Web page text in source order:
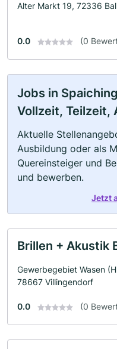
Alter Markt 19, 72336
0.0 (0
Jobs in
Vollzeit, Teilzeit,
Aktuelle
Ausbildung oder als
Quereinsteiger und
und bewerben.
Jetzt
Brillen + Akustik
Gewerbegebiet Wasen
78667 Villingendorf
0.0 (0